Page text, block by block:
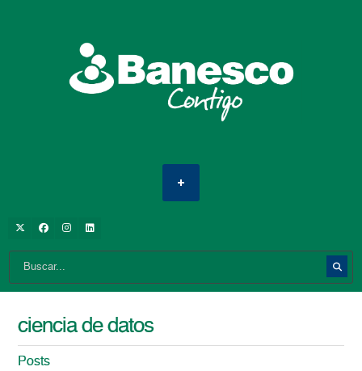
ciencia de datos
Posts